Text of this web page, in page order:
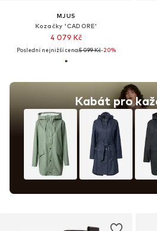
MJUS
Kozačky 'CADORE'
4 079 Kč
Poslední nejnižší cena:5 099 Kč-20%
Kabát pro